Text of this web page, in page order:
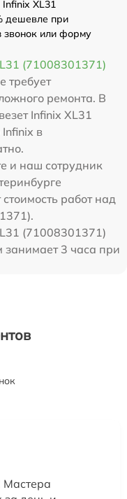
Infinix XL31
дешевле при
звонок или форму
(71008301371)
требует
ремонта. В
Infinix XL31
в
и наш сотрудник
работ над
(71008301371)
занимает 3 часа при
Мастера